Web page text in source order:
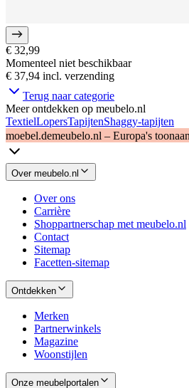
€ 32,99
Momenteel niet beschikbaar
€ 37,94 incl. verzending
Terug naar categorie
Meer ontdekken op meubelo.nl
TextielLopersTapijtenShaggy-tapijten
moebel.demeubelo.nl – Europa's
Over meubelo.nl
Over ons
Carrière
Shoppartnerschap met meubelo.nl
Contact
Sitemap
Facetten-sitemap
Ontdekken
Merken
Partnerwinkels
Magazine
Woonstijlen
Onze meubelportalen